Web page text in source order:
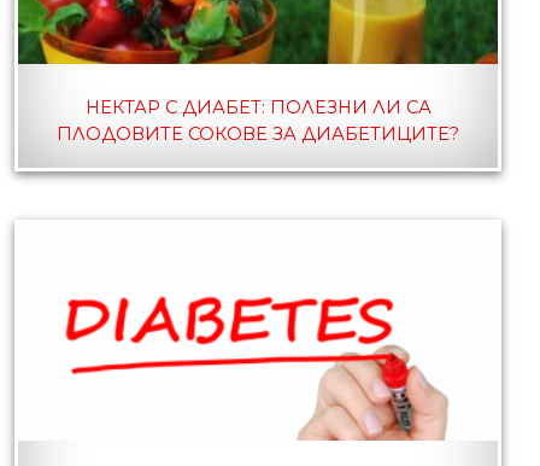
НЕКТАР С ДИАБЕТ: ПОЛЕЗНИ ЛИ СА
ПЛОДОВИТЕ СОКОВЕ ЗА ДИАБЕТИЦИТЕ?